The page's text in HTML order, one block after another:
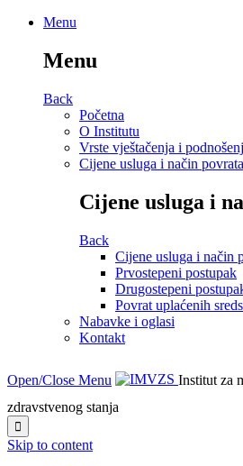
Menu
Menu
Back
Početna
O Institutu
Vrste vještačenja i
Cijene usluga i način povrata
Cijene usluga i
Back
Cijene usluga i način
Prvostepeni postupak
Drugostepeni
Povrat uplaćenih
Nabavke i oglasi
Kontakt
Open/Close Menu
Institut za
zdravstvenog stanja

Skip to content